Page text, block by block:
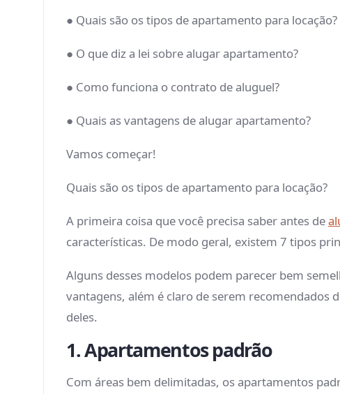
● Quais são os tipos de apartamento para locação?
● O que diz a lei sobre alugar apartamento?
● Como funciona o contrato de aluguel?
● Quais as vantagens de alugar apartamento?
Vamos começar!
Quais são os tipos de apartamento para locação?
A primeira coisa que você precisa saber antes de
características. De modo geral, existem 7 tipos
Alguns desses modelos podem parecer bem
vantagens, além é claro de serem recomendados
deles.
1. Apartamentos padrão
Com áreas bem delimitadas, os apartamentos